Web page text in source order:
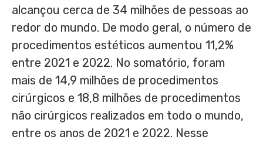
alcançou cerca de 34 milhões de pessoas ao
redor do mundo. De modo geral, o número de
procedimentos estéticos aumentou 11,2%
entre 2021 e 2022. No somatório, foram
mais de 14,9 milhões de procedimentos
cirúrgicos e 18,8 milhões de procedimentos
não cirúrgicos realizados em todo o mundo,
entre os anos de 2021 e 2022. Nesse